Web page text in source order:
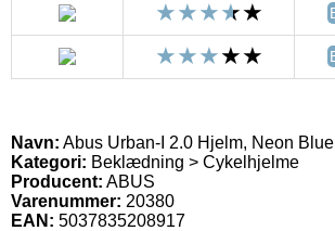
Navn: Abus Urban-I 2.0 Hjelm, Neon Blue
Kategori: Beklædning > Cykelhjelme
Producent: ABUS
Varenummer: 20380
EAN: 5037835208917